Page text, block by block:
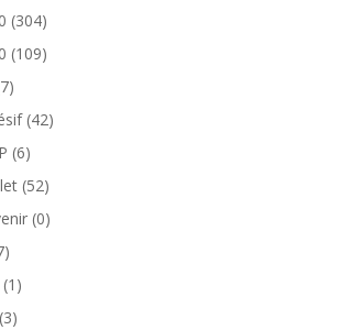
produits
304304
produits
109109
77
produits
4242
66
produits
5252
produits
00
17
produits
1 1
produit
33